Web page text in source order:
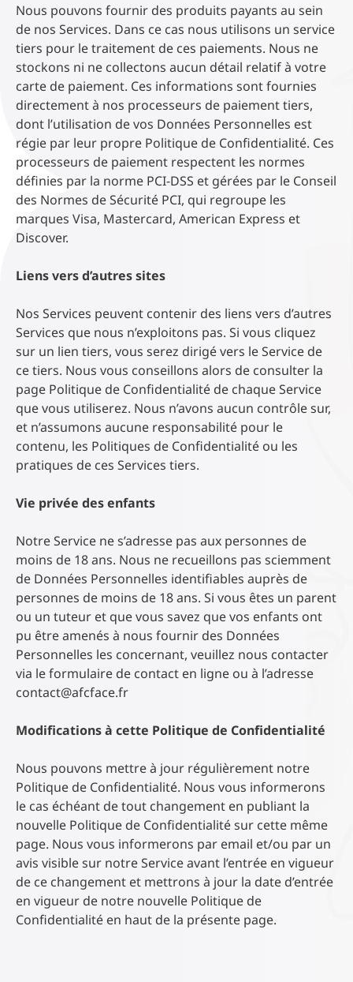
Nous pouvons fournir des produits payants au sein
de nos Services. Dans ce cas nous utilisons un service
tiers pour le traitement de ces paiements. Nous ne
stockons ni ne collectons aucun détail relatif à votre
carte de paiement. Ces informations sont fournies
directement à nos processeurs de paiement tiers,
dont l’utilisation de vos Données Personnelles est
régie par leur propre Politique de Confidentialité. Ces
processeurs de paiement respectent les normes
définies par la norme PCI-DSS et gérées par le Conseil
des Normes de Sécurité PCI, qui regroupe les
marques Visa, Mastercard, American Express et
Discover.
Liens vers d’autres sites
Nos Services peuvent contenir des liens vers d’autres
Services que nous n’exploitons pas. Si vous cliquez
sur un lien tiers, vous serez dirigé vers le Service de
ce tiers. Nous vous conseillons alors de consulter la
page Politique de Confidentialité de chaque Service
que vous utiliserez. Nous n’avons aucun contrôle sur,
et n’assumons aucune responsabilité pour le
contenu, les Politiques de Confidentialité ou les
pratiques de ces Services tiers.
Vie privée des enfants
Notre Service ne s’adresse pas aux personnes de
moins de 18 ans. Nous ne recueillons pas sciemment
de Données Personnelles identifiables auprès de
personnes de moins de 18 ans. Si vous êtes un parent
ou un tuteur et que vous savez que vos enfants ont
pu être amenés à nous fournir des Données
Personnelles les concernant, veuillez nous contacter
via le formulaire de contact en ligne ou à l’adresse
contact@afcface.fr
Modifications à cette Politique de Confidentialité
Nous pouvons mettre à jour régulièrement notre
Politique de Confidentialité. Nous vous informerons
le cas échéant de tout changement en publiant la
nouvelle Politique de Confidentialité sur cette même
page. Nous vous informerons par email et/ou par un
avis visible sur notre Service avant l’entrée en vigueur
de ce changement et mettrons à jour la date d’entrée
en vigueur de notre nouvelle Politique de
Confidentialité en haut de la présente page.